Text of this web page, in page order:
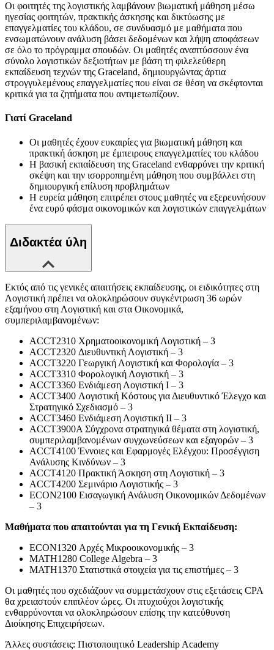
Οι φοιτητές της λογιστικής λαμβάνουν βιωματική μάθηση μέσω
ηγεσίας φοιτητών, πρακτικής άσκησης και δικτύωσης με
επαγγελματίες του κλάδου, σε συνδυασμό με μαθήματα που
ενσωματώνουν ανάλυση βάσει δεδομένων και λήψη αποφάσεων
σε όλο το πρόγραμμα σπουδών. Οι μαθητές αναπτύσσουν ένα
σύνολο λογιστικών δεξιοτήτων με βάση τη φιλελεύθερη
εκπαίδευση τεχνών της Graceland, δημιουργώντας άρτια
στρογγυλεμένους επαγγελματίες που είναι σε θέση να σκέφτονται
κριτικά για τα ζητήματα που αντιμετωπίζουν.
Γιατί Graceland
Οι μαθητές έχουν ευκαιρίες για βιωματική μάθηση και
πρακτική άσκηση με έμπειρους επαγγελματίες του κλάδου
Η βασική εκπαίδευση της Graceland ενθαρρύνει την κριτική
σκέψη και την ισορροπημένη μάθηση που συμβάλλει στη
δημιουργική επίλυση προβλημάτων
Η ευρεία μάθηση επιτρέπει στους μαθητές να εξερευνήσουν
ένα ευρύ φάσμα οικονομικών και λογιστικών επαγγελμάτων
Διδακτέα ύλη
Εκτός από τις γενικές απαιτήσεις εκπαίδευσης, οι ειδικότητες στη
Λογιστική πρέπει να ολοκληρώσουν συγκέντρωση 36 ωρών
εξαμήνου στη Λογιστική και στα Οικονομικά,
συμπεριλαμβανομένων:
ACCT2310 Χρηματοοικονομική Λογιστική – 3
ACCT2320 Διευθυντική Λογιστική – 3
ACCT3220 Γεωργική Λογιστική και Φορολογία – 3
ACCT3310 Φορολογική Λογιστική – 3
ACCT3360 Ενδιάμεση Λογιστική I – 3
ACCT3400 Λογιστική Κόστους για Διευθυντικό Έλεγχο και
Στρατηγικό Σχεδιασμό – 3
ACCT3460 Ενδιάμεση Λογιστική II – 3
ACCT3900A Σύγχρονα στρατηγικά θέματα στη λογιστική,
συμπεριλαμβανομένων συγχωνεύσεων και εξαγορών – 3
ACCT4100 Έννοιες και Εφαρμογές Ελέγχου: Προσέγγιση
Ανάλυσης Κινδύνων – 3
ACCT4120 Πρακτική Άσκηση στη Λογιστική – 3
ACCT4200 Σεμινάριο Λογιστικής – 3
ECON2100 Εισαγωγική Ανάλυση Οικονομικών Δεδομένων
– 3
Μαθήματα που απαιτούνται για τη Γενική Εκπαίδευση:
ECON1320 Αρχές Μικροοικονομικής – 3
MATH1280 College Algebra – 3
MATH1370 Στατιστικά στοιχεία για τις επιστήμες – 3
Οι μαθητές που σχεδιάζουν να συμμετάσχουν στις εξετάσεις CPA
θα χρειαστούν επιπλέον ώρες. Οι πτυχιούχοι λογιστικής
ενθαρρύνονται να ολοκληρώσουν επίσης την κατεύθυνση
Διοίκησης Επιχειρήσεων.
Άλλες συστάσεις: Πιστοποιητικό Leadership Academy